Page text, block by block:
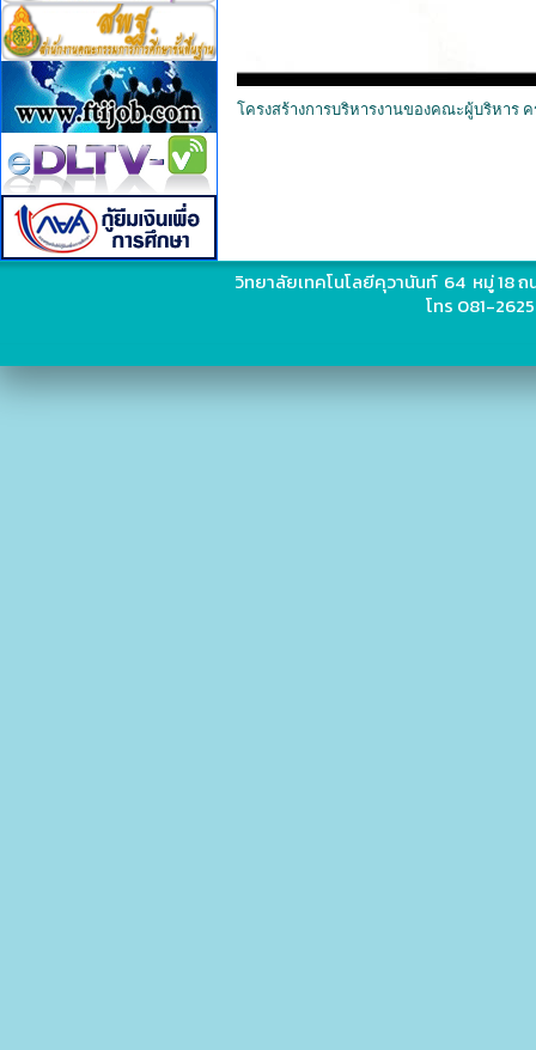
โครงสร้างการบริหารงานของคณะผู้บริหาร
วิทยาลัยเทคโนโลยีคุวานันท์ 64 หมู่ 18
โทร 081-